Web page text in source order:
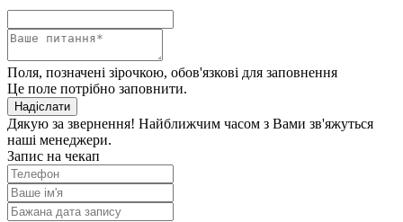
Поля, позначені зірочкою, обов'язкові для заповнення
Це поле потрібно заповнити.
Надіслати
Дякую за звернення! Найближчим часом з Вами зв'яжуться
наші менеджери.
Запис на чекап